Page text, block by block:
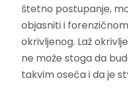
štetno postupanje,
objasniti i
okrivljenog. Laž
ne može stoga da
takvim oseća i da je